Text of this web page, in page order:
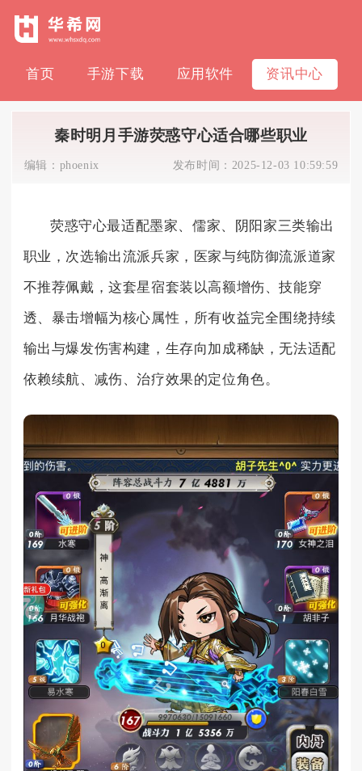
首页 手游下载 应用软件 资讯中心
秦时明月手游荧惑守心适合哪些职业
编辑： phoenix 发布时间： 2025-12-03 10:59:59
荧惑守心最适配墨家、儒家、阴阳家三类输出
职业，次选输出流派兵家，医家与纯防御流派道家
不推荐佩戴，这套星宿套装以高额增伤、技能穿
透、暴击增幅为核心属性，所有收益完全围绕持续
输出与爆发伤害构建，生存向加成稀缺，无法适配
依赖续航、减伤、治疗效果的定位角色。